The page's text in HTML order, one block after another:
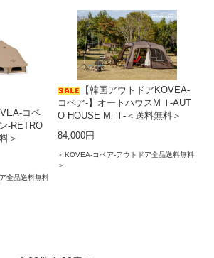
コベ
-RETRO
＞
全品送料無料
【韓国アウトドアKOVEA-
コベア-】オートハウスMⅡ‐AUT
O HOUSE M Ⅱ‐＜送料無料＞
84,000円
＜KOVEA-コベア-アウトドア全品送料無料
＞